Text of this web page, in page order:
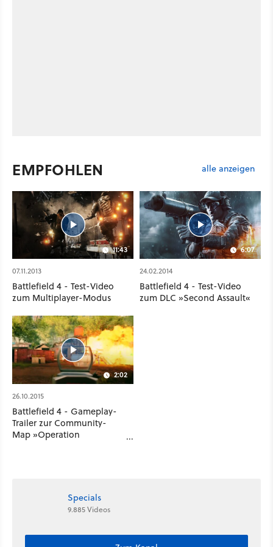
EMPFOHLEN alle anzeigen
11:43
07.11.2013
Battlefield 4 - Test-Video
zum Multiplayer-Modus
6:07
24.02.2014
Battlefield 4 - Test-Video
zum DLC »Second Assault«
2:02
26.10.2015
Battlefield 4 - Gameplay-
Trailer zur Community-
Map »Operation
Specials
9.885 Videos